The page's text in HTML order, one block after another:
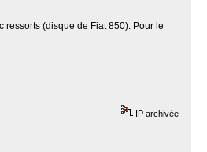
(disque de Fiat 850). Pour le
IP archivée